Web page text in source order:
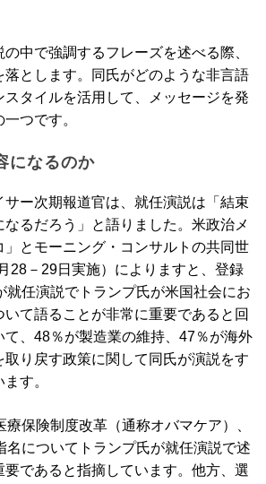
中で強調するフレーズを述べる際、
落とします。同氏がどのような非言語
スタイルを活用して、メッセージを発
つです。
になるのか
ー次期報道官は、就任演説は「結束
るだろう」と語りました。米政治メ
」とモーニング・コンサルトの共同世
28－29日実施）によりますと、登録
就任演説でトランプ氏が米国社会にお
て語ることが非常に重要であると回
て、48％が製造業の維持、47％が海外
り戻す政策に関して同氏が演説をす
す。
保険制度改革（通称オバマケア）、
名についてトランプ氏が就任演説で述
であると指摘しています。他方、選